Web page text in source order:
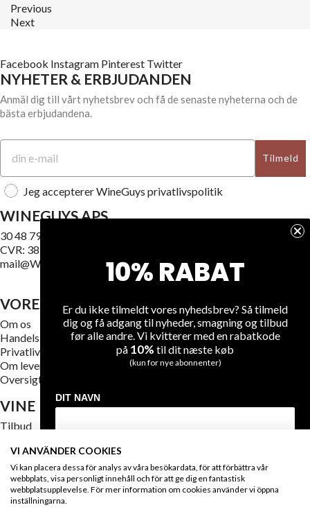
Previous
Next
Facebook Instagram Pinterest Twitter
NYHETER & ERBJUDANDEN
Anmäl dig till vårt nyhetsbrev och få de senaste nyheterna och de
bästa erbjudandena.
Tilmeld
Jeg accepterer WineGuys privatlivspolitik
WINEGUYS APS
30 48 79 89
CVR: 38187740
mail@WineGuys.dk
VORES FIRMA
Om os
Handelsbetingelser
Privatlivsregler
Om levering
Oversigt over hjemmesiden
VINE
Tilbud
Nye vine
FAQ
VI ANVÄNDER COOKIES
Vi kan placera dessa för analys av våra besökardata, för att förbättra vår
webbplats, visa personligt innehåll och för att ge dig en fantastisk
webbplatsupplevelse. För mer information om cookies använder vi öppna
inställningarna.
10% RABAT
Er du ikke tilmeldt vores nyhedsbrev? Så tilmeld
dig og få adgang til nyheder, smagning og tilbud
før alle andre. Vi kvitterer med en rabatkode
på 10% til dit næste køb
(kun for nye abonnenter)
DIT NAVN
DIN EMAIL